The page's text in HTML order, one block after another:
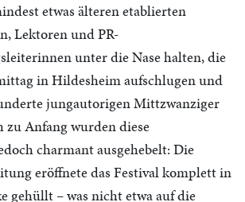
etwas älteren etablierten
Lektoren und PR-
unter die Nase halten, die
in Hildesheim aufschlugen und
jungautorigen Mittzwanziger
zu Anfang wurden diese
charmant ausgehebelt: Die
eröffnete das Festival komplett in
gehüllt – was nicht etwa auf die